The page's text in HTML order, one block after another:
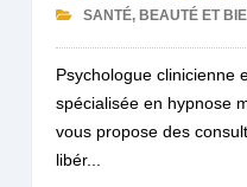
SANTÉ, BEAUTÉ ET
Psychologue clinicienne
spécialisée en hypnose
vous propose des
libér...